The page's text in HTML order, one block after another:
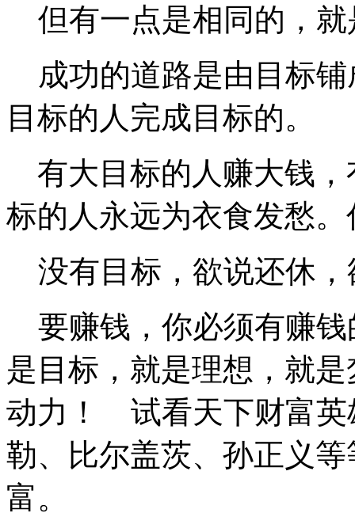
但有一点是相同的，就
成功的道路是由目标铺
目标的人完成目标的。
有大目标的人赚大钱，
标的人永远为衣食发愁
没有目标，欲说还休，
要赚钱，你必须有赚钱
是目标，就是理想，就
动力！ 试看天下财富英
勒、比尔盖茨、孙正义
富。